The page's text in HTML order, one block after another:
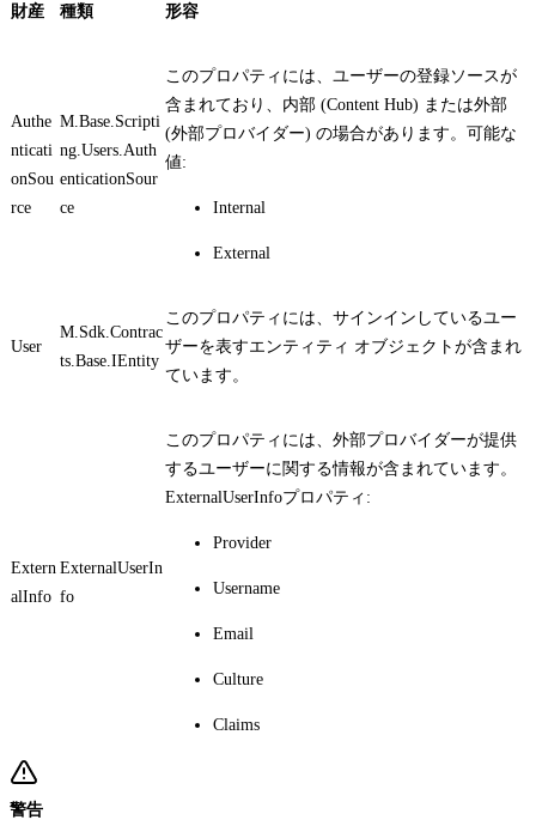
財産 種類 形容
Authe
nticati
onSou
rce
M.Base.Scripti
ng.Users.Auth
enticationSour
ce
このプロパティには、ユーザーの登録ソースが
含まれており、内部 (Content Hub) または外部
(外部プロバイダー) の場合があります。可能な
値:
Internal
External
User
M.Sdk.Contrac
ts.Base.IEntity
このプロパティには、サインインしているユー
ザーを表すエンティティ オブジェクトが含まれ
ています。
Extern
alInfo
ExternalUserIn
fo
このプロパティには、外部プロバイダーが提供
するユーザーに関する情報が含まれています。
ExternalUserInfoプロパティ:
Provider
Username
Email
Culture
Claims
警告